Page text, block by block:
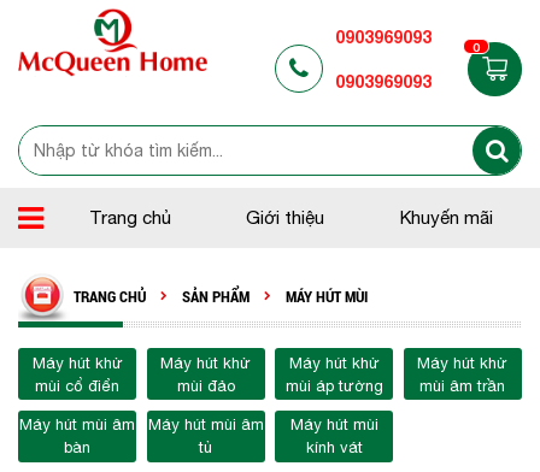
0903969093
0903969093
0
Trang chủ Giới thiệu Khuyến mãi
TRANG CHỦ SẢN PHẨM MÁY HÚT MÙI
Máy hút khử
mùi cổ điển
Máy hút khử
mùi đảo
Máy hút khử
mùi áp tường
Máy hút khử
mùi âm trần
Máy hút mùi âm
bàn
Máy hút mùi âm
tủ
Máy hút mùi
kính vát